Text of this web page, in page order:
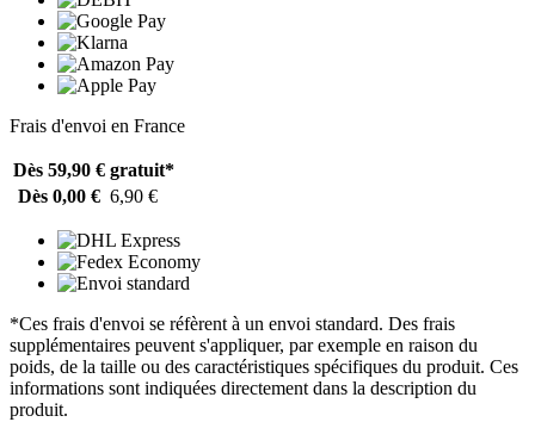
Frais d'envoi en France
Dès 59,90 € gratuit*
Dès 0,00 € 6,90 €
*Ces frais d'envoi se réfèrent à un envoi standard. Des frais
supplémentaires peuvent s'appliquer, par exemple en raison du
poids, de la taille ou des caractéristiques spécifiques du produit. Ces
informations sont indiquées directement dans la description du
produit.